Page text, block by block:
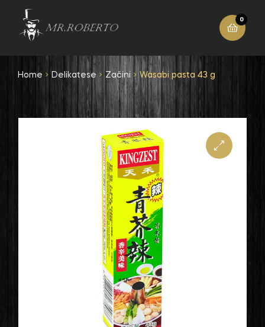
0
Home Delikatese Začini Wasabi pasta 43 g